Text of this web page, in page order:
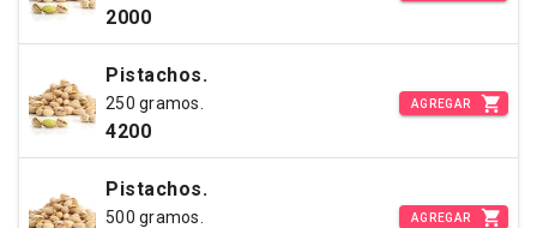
2000
Pistachos.
250 gramos.
4200
AGREGAR
Pistachos.
500 gramos. AGREGAR